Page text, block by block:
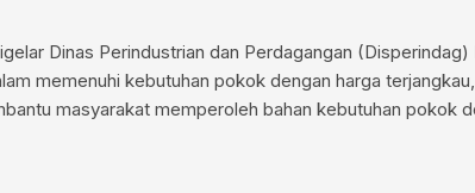
Dinas Perindustrian dan Perdagangan
memenuhi kebutuhan pokok dengan harga
masyarakat memperoleh bahan kebutuhan pokok